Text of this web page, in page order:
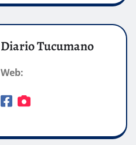
Diario Tucumano
Web: